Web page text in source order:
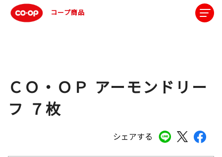
コープ商品
シェアする
ＣＯ・ＯＰ アーモンドリー
フ ７枚